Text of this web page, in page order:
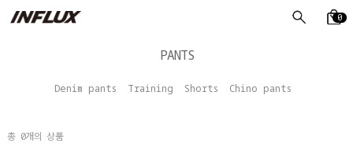
0
PANTS
Denim pants Training Shorts Chino pants
총 0개의 상품